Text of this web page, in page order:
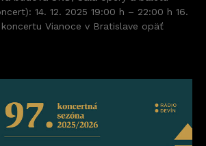
14. 12. 2025 19:00 h – 22:00 h 16.
Vianoce v Bratislave opäť